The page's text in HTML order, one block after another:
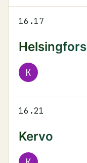
16.17
Helsingfors
K
16.21
Kervo